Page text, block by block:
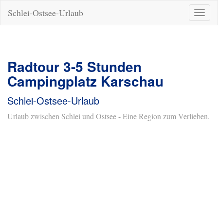
ein-/
Schlei-Ostsee-Urlaub
Radtour 3-5 Stunden
Campingplatz Karschau
Schlei-Ostsee-Urlaub
Urlaub zwischen Schlei und Ostsee - Eine Region zum Verlieben.